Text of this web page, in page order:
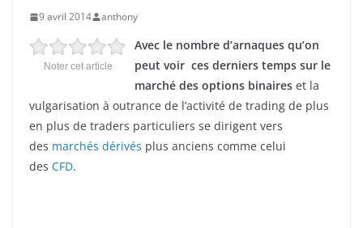
9 avril 2014 anthony
Noter cet article
Avec le nombre d’arnaques qu’on
peut voir ces derniers temps sur le
marché des options binaires et la
vulgarisation à outrance de l’activité de trading de plus
en plus de traders particuliers se dirigent vers
des marchés dérivés plus anciens comme celui
des CFD.